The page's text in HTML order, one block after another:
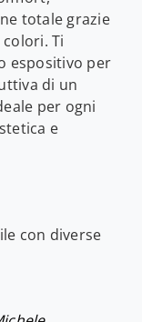
totale grazie
Ti
espositivo per
di un
per ogni
e
con diverse